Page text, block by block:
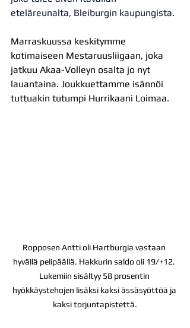
eteläreunalta, Bleiburgin kaupungista.
Marraskuussa keskitymme
kotimaiseen Mestaruusliigaan, joka
jatkuu Akaa-Volleyn osalta jo nyt
lauantaina. Joukkuettamme isännöi
tuttuakin tutumpi Hurrikaani Loimaa.
Ropposen Antti oli Hartburgia vastaan
hyvällä pelipäällä. Hakkurin saldo oli 19/+12.
Lukemiin sisältyy 58 prosentin
hyökkäystehojen lisäksi kaksi ässäsyöttöä ja
kaksi torjuntapistettä.